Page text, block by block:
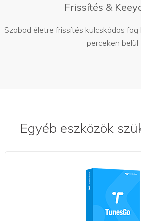
Frissítés &
Szabad életre frissítés kulcskódos
perceken belül
Egyéb eszközök